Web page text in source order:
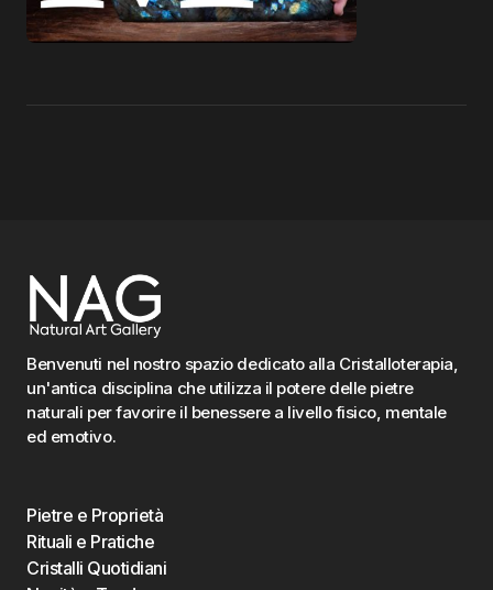
Benvenuti nel nostro spazio dedicato alla Cristalloterapia,
un'antica disciplina che utilizza il potere delle pietre
naturali per favorire il benessere a livello fisico, mentale
ed emotivo.
Pietre e Proprietà
Rituali e Pratiche
Cristalli Quotidiani